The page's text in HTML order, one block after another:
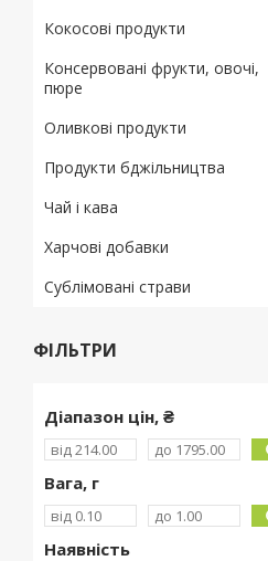
Кокосові продукти
Консервовані фрукти, овочі,
пюре
Оливкові продукти
Продукти бджільництва
Чай і кава
Харчові добавки
Сублімовані страви
ФІЛЬТРИ
Діапазон цін, ₴
Вага, г
Наявність